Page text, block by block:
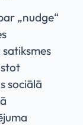
„nudge“
sociālā